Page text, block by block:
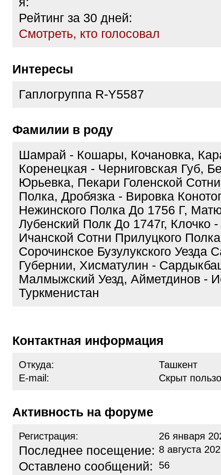
Рейтинг за 30 дней:
Cмотреть, кто голосовал
Интересы
Гаплогруппа R-Y5587
Фамилии в роду
Шамрай - Кошары, Кочановка,
Коренецкая - Черниговская Губ,
Юрьевка, Пекари Голенской
Полка, Дробязка - Вировка
Нежинского Полка До 1756 Г,
Лубенский Полк До 1747г, Клочко
Ичанской Сотни Прилуцкого
Сорочинское Бузулукского Уезда
Губернии, Хисматулин -
Малмыжский Уезд, Айметдинов -
Туркменистан
Контактная информация
Откуда:
Ташкент
E-mail:
Скрыт
Активность на форуме
Регистрация: 26 января
Последнее посещение: 8 августа
Оставлено сообщений: 56